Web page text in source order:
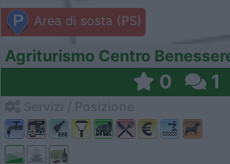
Area di sosta (PS)
Agriturismo Centro
0 1